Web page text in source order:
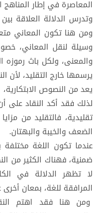
المعاصرة في إطار المناهج
وتدرس الدلالة العلاقة
ومن هنا تكون المعاني
وسيلة لنقل المعاني،
والمعنى، ولكل باث رموزه
يرسمها خارج التقليد، لأن
يعد من النصوص الابتكارية،
لذلك فقد أكد النقاد على
تقليدية، فالتقليد من
الضعف والخيبة والبهتان.
عندما تكون اللغة
ضمنية، فهناك الكثير من
لا تظهر الدلالة في
المرافقة للغة، بمعان
ومن هنا فقد اهتم